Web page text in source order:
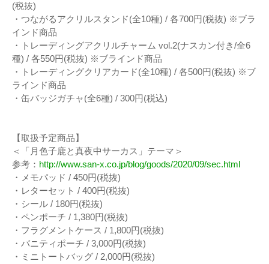
(税抜)
・つながるアクリルスタンド(全10種) / 各700円(税抜) ※ブラ
インド商品
・トレーディングアクリルチャーム vol.2(ナスカン付き/全6
種) / 各550円(税抜) ※ブラインド商品
・トレーディングクリアカード(全10種) / 各500円(税抜) ※ブ
ラインド商品
・缶バッジガチャ(全6種) / 300円(税込)
【取扱予定商品】
＜「月色子鹿と真夜中サーカス」テーマ＞
参考： http://www.san-x.co.jp/blog/goods/2020/09/sec.html
・メモパッド / 450円(税抜)
・レターセット / 400円(税抜)
・シール / 180円(税抜)
・ペンポーチ / 1,380円(税抜)
・フラグメントケース / 1,800円(税抜)
・バニティポーチ / 3,000円(税抜)
・ミニトートバッグ / 2,000円(税抜)